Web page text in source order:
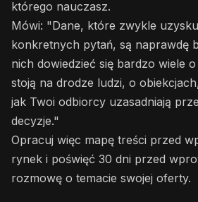
którego nauczasz.
Mówi: "Dane, które zwykle
konkretnych pytań, są naprawdę
nich dowiedzieć się bardzo wiele
stoją na drodze ludzi, o
jak Twoi odbiorcy uzasadniają
decyzje."
Opracuj więc mapę treści przed
rynek i poświęć 30 dni przed
rozmowę o temacie swojej oferty.